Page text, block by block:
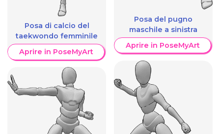
Posa di calcio del
taekwondo femminile
Aprire in PoseMyArt
Posa del pugno
maschile a sinistra
Aprire in PoseMyArt